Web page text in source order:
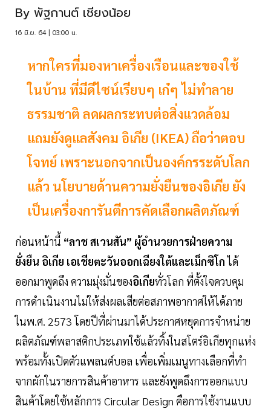
By พัฐกานต์ เชียงน้อย
16 มิ.ย. 64 | 03:00 น.
หากใครที่มองหาเครื่องเรือนและของใช้
ในบ้าน ที่มีดีไซน์เรียบๆ เก๋ๆ ไม่ทำลาย
ธรรมชาติ ลดผลกระทบต่อสิ่งแวดล้อม
แถมยังดูแลสังคม อิเกีย (IKEA) ถือว่าตอบ
โจทย์ เพราะนอกจากเป็นองค์กรระดับโลก
แล้ว นโยบายด้านความยั่งยืนของอิเกีย ยัง
เป็นเครื่องการันตีการคัดเลือกผลิตภัณฑ์
ก่อนหน้านี้ “ลาช สเวนสัน” ผู้อำนวยการฝ่ายความ
ยั่งยืน อิเกีย เอเชียตะวันออกเฉียงใต้และเม็กซิโกได้
ออกมาพูดถึง ความมุ่งมั่นของอิเกียทั่วโลก ที่ตั้งใจควบคุม
การดำเนินงานไม่ให้ส่งผลเสียต่อสภาพอากาศให้ได้ภาย
ในพ.ศ. 2573 โดยปีที่ผ่านมาได้ประกาศหยุดการจำหน่าย
ผลิตภัณฑ์พลาสติกประเภทใช้แล้วทิ้งในสโตร์อิเกียทุกแห่ง
พร้อมทั้งเปิดตัวแพลนต์บอล เพื่อเพิ่มเมนูทางเลือกที่ทำ
จากผักในรายการสินค้าอาหาร และยังพูดถึงการออกแบบ
สินค้าโดยใช้หลักการ Circular Design คือการใช้งานแบบ